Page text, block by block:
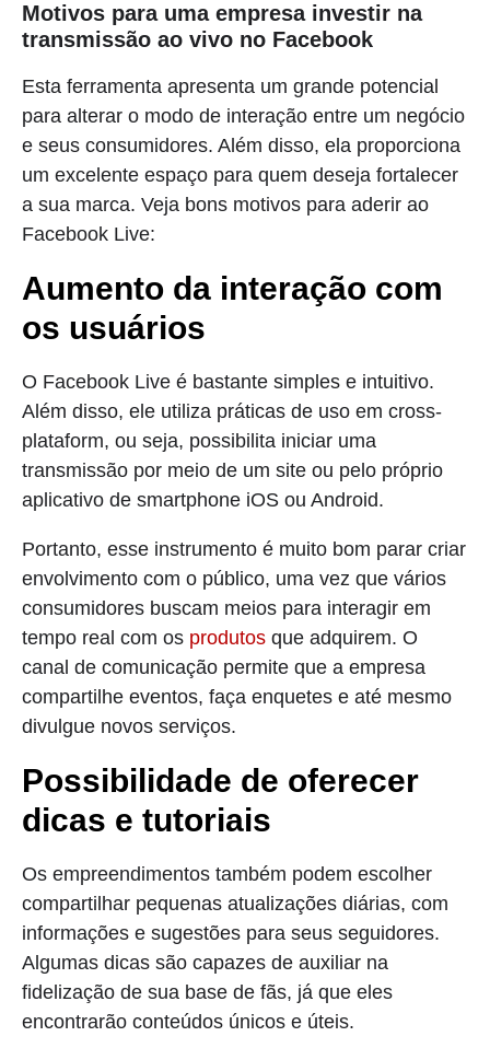
Motivos para uma empresa investir na
transmissão ao vivo no Facebook
Esta ferramenta apresenta um grande potencial
para alterar o modo de interação entre um negócio
e seus consumidores. Além disso, ela proporciona
um excelente espaço para quem deseja fortalecer
a sua marca. Veja bons motivos para aderir ao
Facebook Live:
Aumento da interação com
os usuários
O Facebook Live é bastante simples e intuitivo.
Além disso, ele utiliza práticas de uso em cross-
plataform, ou seja, possibilita iniciar uma
transmissão por meio de um site ou pelo próprio
aplicativo de smartphone iOS ou Android.
Portanto, esse instrumento é muito bom parar criar
envolvimento com o público, uma vez que vários
consumidores buscam meios para interagir em
tempo real com os produtos que adquirem. O
canal de comunicação permite que a empresa
compartilhe eventos, faça enquetes e até mesmo
divulgue novos serviços.
Possibilidade de oferecer
dicas e tutoriais
Os empreendimentos também podem escolher
compartilhar pequenas atualizações diárias, com
informações e sugestões para seus seguidores.
Algumas dicas são capazes de auxiliar na
fidelização de sua base de fãs, já que eles
encontrarão conteúdos únicos e úteis.